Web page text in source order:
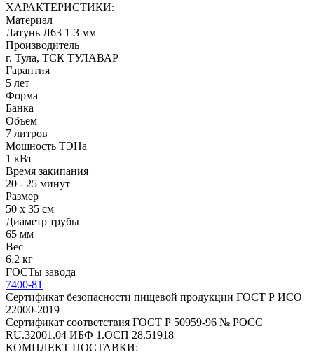
ХАРАКТЕРИСТИКИ:
Материал
Латунь Л63 1-3 мм
Производитель
г. Тула, ТСК ТУЛАВАР
Гарантия
5 лет
Форма
Банка
Объем
7 литров
Мощность ТЭНа
1 кВт
Время закипания
20 - 25 минут
Размер
50 х 35 см
Диаметр трубы
65 мм
Вес
6,2 кг
ГОСТы завода
7400-81
Сертификат безопасности пищевой продукции ГОСТ Р ИСО
22000-2019
Сертификат соответствия ГОСТ Р 50959-96 № РОСС
RU.32001.04 ИБФ 1.ОСП 28.51918
КОМПЛЕКТ ПОСТАВКИ: